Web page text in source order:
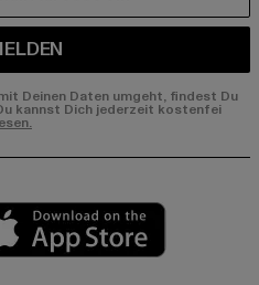
Deinen Daten umgeht, findest Du
kannst Dich jederzeit kostenfei
market